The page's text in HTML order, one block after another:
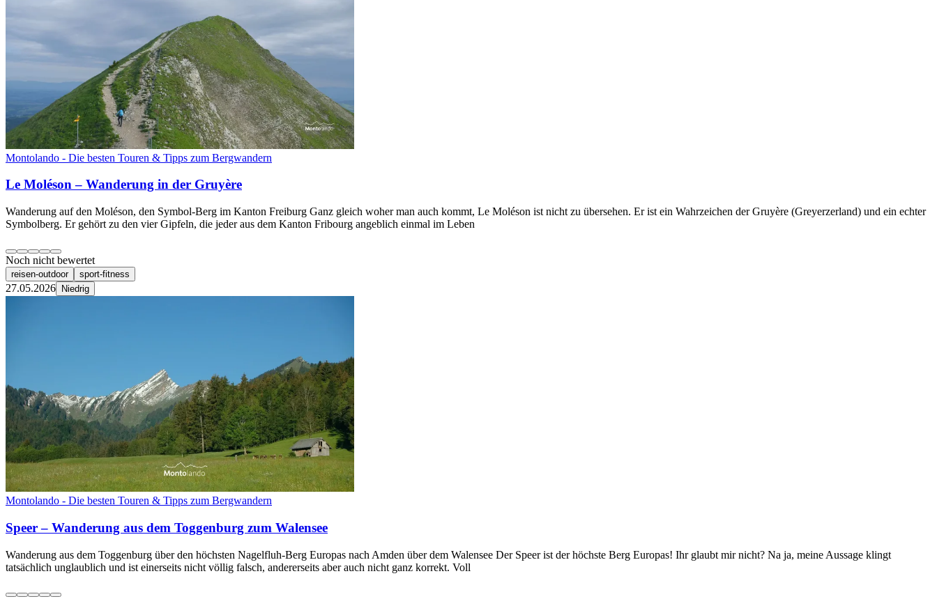
Montolando - Die besten Touren & Tipps zum Bergwandern
Le Moléson – Wanderung in der Gruyère
Wanderung auf den Moléson, den Symbol-Berg im Kanton Freiburg Ganz gleich woher man auch kommt, Le Moléson ist nicht zu übersehen. Er ist ein Wahrzeichen der Gruyère (Greyerzerland) und ein echter
Symbolberg. Er gehört zu den vier Gipfeln, die jeder aus dem Kanton Fribourg angeblich einmal im Leben
Noch nicht bewertet
reisen-outdoor sport-fitness
27.05.2026 Niedrig
Montolando - Die besten Touren & Tipps zum Bergwandern
Speer – Wanderung aus dem Toggenburg zum Walensee
Wanderung aus dem Toggenburg über den höchsten Nagelfluh-Berg Europas nach Amden über dem Walensee Der Speer ist der höchste Berg Europas! Ihr glaubt mir nicht? Na ja, meine Aussage klingt
tatsächlich unglaublich und ist einerseits nicht völlig falsch, andererseits aber auch nicht ganz korrekt. Voll